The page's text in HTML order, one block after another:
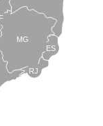
MG
RJ
ES